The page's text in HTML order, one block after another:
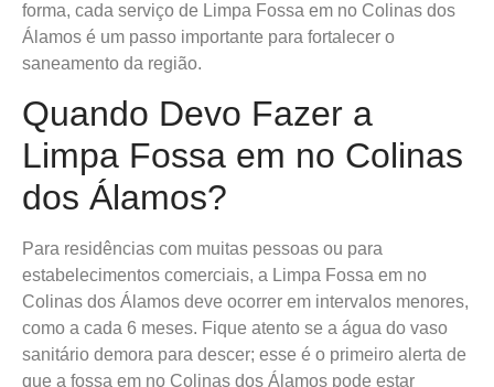
forma, cada serviço de Limpa Fossa em no Colinas dos
Álamos é um passo importante para fortalecer o
saneamento da região.
Quando Devo Fazer a
Limpa Fossa em no Colinas
dos Álamos?
Para residências com muitas pessoas ou para
estabelecimentos comerciais, a Limpa Fossa em no
Colinas dos Álamos deve ocorrer em intervalos menores,
como a cada 6 meses. Fique atento se a água do vaso
sanitário demora para descer; esse é o primeiro alerta de
que a fossa em no Colinas dos Álamos pode estar